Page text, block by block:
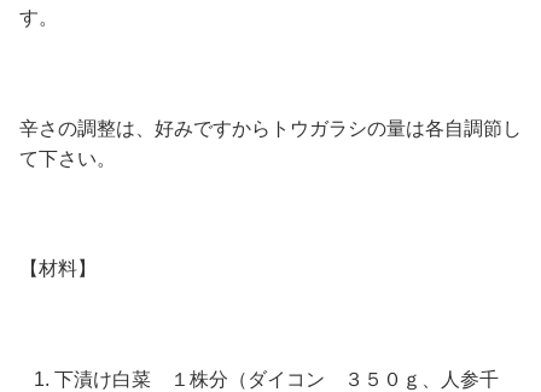
す。
辛さの調整は、好みですからトウガラシの量は各自調節し
て下さい。
【材料】
下漬け白菜 １株分（ダイコン ３５０ｇ、人参千